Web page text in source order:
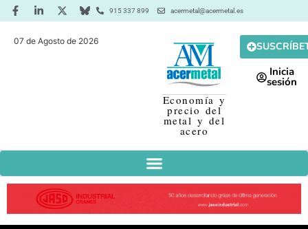
915 337 899 acermetal@acermetal.es
07 de Agosto de 2026
Economía y
precio del
metal y del
acero
Inicia
sesión